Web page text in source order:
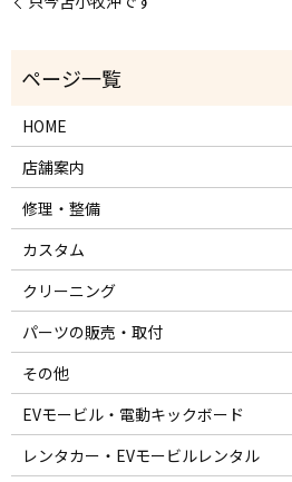
HOME
店舗案内
修理・整備
カスタム
クリーニング
パーツの販売・取付
その他
EVモービル・電動キックボード
レンタカー・EVモービルレンタル